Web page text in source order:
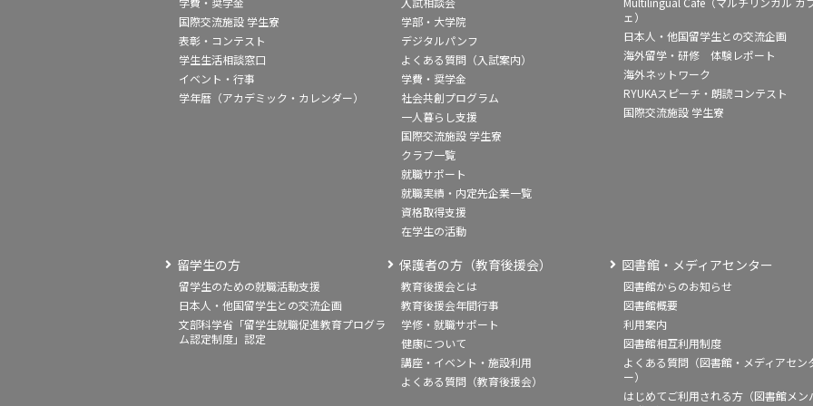
国際交流施設 学生寮
表彰・コンテスト
学生生活相談窓口
イベント・行事
学年暦（アカデミック・カレンダー）
学部・大学院
デジタルパンフ
よくある質問（入試案内）
学費・奨学金
社会共創プログラム
一人暮らし支援
国際交流施設 学生寮
クラブ一覧
就職サポート
就職実績・内定先企業一覧
資格取得支援
在学生の活動
ェ）
日本人・他国留学生との交流企画
海外留学・研修 体験レポート
海外ネットワーク
RYUKAスピーチ・朗読コンテスト
国際交流施設 学生寮
留学生の方
留学生のための就職活動支援
日本人・他国留学生との交流企画
文部科学省「留学生就職促進教育プログラ
ム認定制度」認定
保護者の方（教育後援会）
教育後援会とは
教育後援会年間行事
学修・就職サポート
健康について
講座・イベント・施設利用
よくある質問（教育後援会）
図書館・メディアセンター
図書館からのお知らせ
図書館概要
利用案内
図書館相互利用制度
よくある質問（図書館・メディアセン
ー）
はじめてご利用される方（図書館メン